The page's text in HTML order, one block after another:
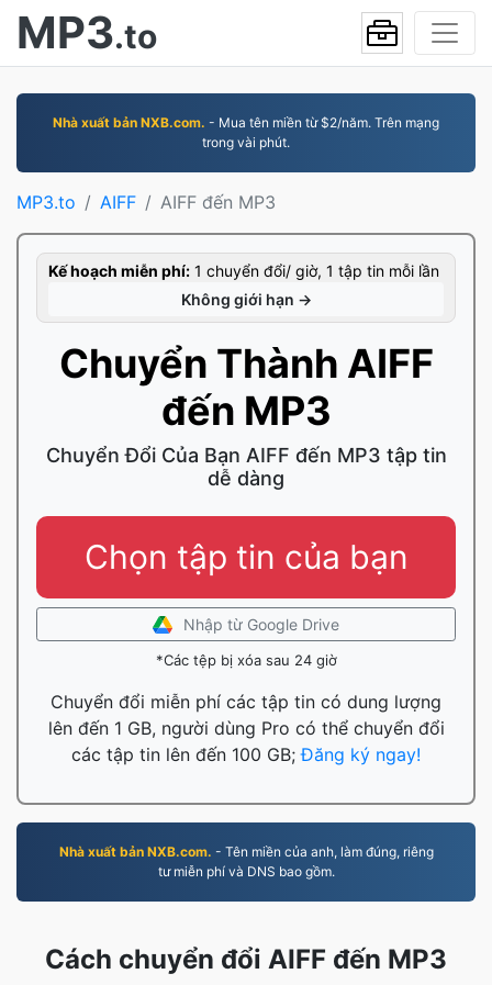
MP3.to
Nhà xuất bản NXB.com. - Mua tên miền từ $2/năm. Trên mạng
trong vài phút.
MP3.to AIFF AIFF đến MP3
Kế hoạch miễn phí: 1 chuyển đổi/ giờ, 1 tập tin mỗi lần
Không giới hạn →
Chuyển Thành AIFF
đến MP3
Chuyển Đổi Của Bạn AIFF đến MP3 tập tin
dễ dàng
Chọn tập tin của bạn
Nhập từ Google Drive
*Các tệp bị xóa sau 24 giờ
Chuyển đổi miễn phí các tập tin có dung lượng
lên đến 1 GB, người dùng Pro có thể chuyển đổi
các tập tin lên đến 100 GB;Đăng ký ngay!
Nhà xuất bản NXB.com. - Tên miền của anh, làm đúng, riêng
tư miễn phí và DNS bao gồm.
Cách chuyển đổi AIFF đến MP3